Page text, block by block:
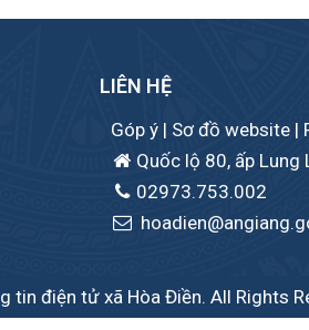
LIÊN HỆ
Góp ý | Sơ đồ website |
Quốc lộ 80, ấp Lung
02973.753.002
tin điện tử xã Hòa Điền. All Rights